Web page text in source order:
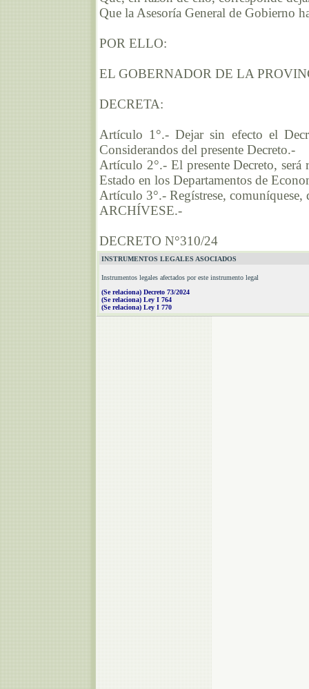
Que la Asesoría General de Gobierno
POR ELLO:
EL GOBERNADOR DE LA
DECRETA:
Artículo 1°.- Dejar sin efecto el
Considerandos del presente Decreto.-
Artículo 2°.- El presente Decreto, será
Estado en los Departamentos de
Artículo 3°.- Regístrese,
ARCHÍVESE.-
DECRETO N°310/24
INSTRUMENTOS LEGALES ASOCIADOS
Instrumentos legales afectados por este instrumento legal
(Se relaciona) Decreto 73/2024
(Se relaciona) Ley I 764
(Se relaciona) Ley I 770